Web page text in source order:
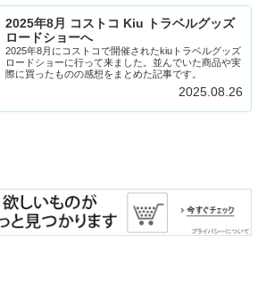
2025年8月 コストコ Kiu トラベルグッズ
ロードショーへ
2025年8月にコストコで開催されたkiuトラベルグッズ
ロードショーに行って来ました。並んでいた商品や実
際に買ったものの感想をまとめた記事です。
2025.08.26